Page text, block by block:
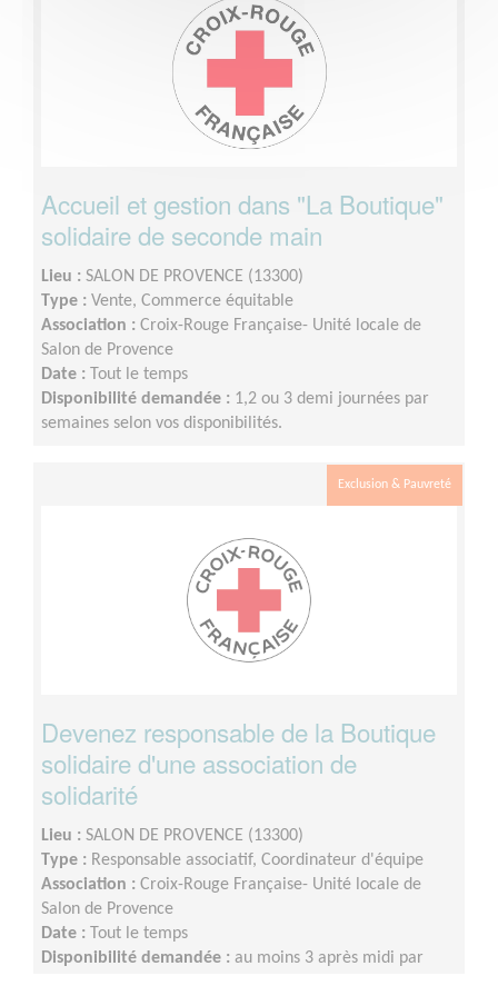
Accueil et gestion dans "La Boutique"
solidaire de seconde main
Lieu : SALON DE PROVENCE (13300)
Type : Vente, Commerce équitable
Association : Croix-Rouge Française- Unité locale de
Salon de Provence
Date :
Tout le temps
Disponibilité demandée : 1,2 ou 3 demi journées par
semaines selon vos disponibilités.
Exclusion & Pauvreté
Devenez responsable de la Boutique
solidaire d'une association de
solidarité
Lieu : SALON DE PROVENCE (13300)
Type : Responsable associatif, Coordinateur d'équipe
Association : Croix-Rouge Française- Unité locale de
Salon de Provence
Date :
Tout le temps
Disponibilité demandée : au moins 3 après midi par